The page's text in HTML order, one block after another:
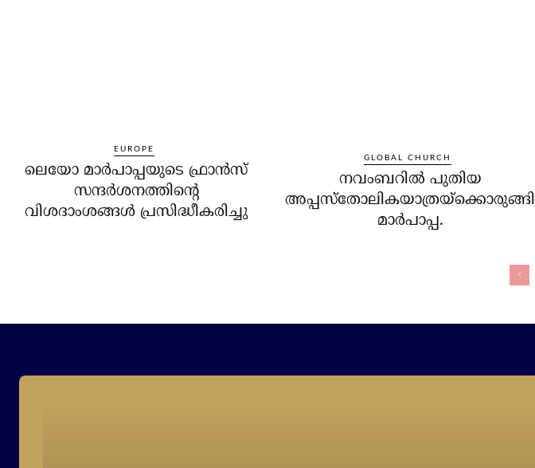
EUROPE
ലെയോ മാര്‍പാപ്പയുടെ ഫ്രാന്‍സ്
സന്ദര്‍ശനത്തിന്റെ
വിശദാംശങ്ങള്‍ പ്രസിദ്ധീകരിച്ചു
GLOBAL CHURCH
നവംബറില്‍ പുതിയ
അപ്പസ്‌തോലികയാത്രയ്‌ക്കൊരുങ്ങി
മാര്‍പാപ്പ.